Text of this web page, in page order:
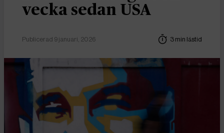
vecka sedan USA
Publicerad 9 januari, 2026 3 min lästid